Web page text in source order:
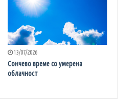
13/07/2026
Сончево време со умерена
облачност